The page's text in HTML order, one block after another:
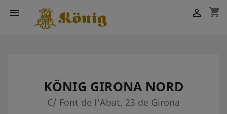
 shopping_cart

KÖNIG GIRONA NORD
C/ Font de l'Abat, 23 de Girona